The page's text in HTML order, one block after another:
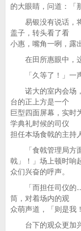
的大眼睛，问道：「
易银没有说话，将
盖子，转头看了看
小惠，嘴角一咧，露
在田所惠眼中，
「久等了！」一声
诺大的室内会场，
台的正上方是一个
巨型四面屏幕，实时
学典礼时候的司仪
担任本场食戟的主持
「食戟管理局方面
戟」！」场上顿时响
众们兴奋的呼声。
「而担任司仪的
筒，对着场内的观
众萌声道，「则是我
台下的观众更加兴